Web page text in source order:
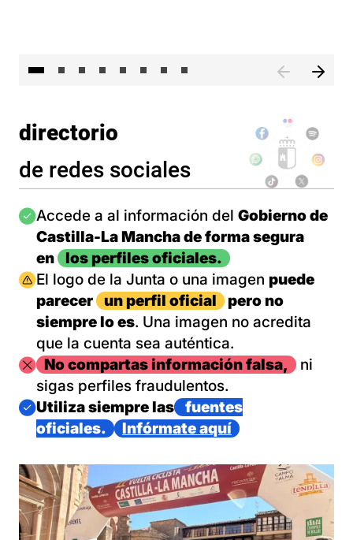
directorio
de redes sociales
Imagen
Accede a al información del Gobierno de
Castilla-La Mancha de forma segura
en
los perfiles oficiales.
Imagen
El logo de la Junta o una imagen puede
parecer
un perfil oficial
pero no
siempre lo es. Una imagen no acredita
que la cuenta sea auténtica.
ImagenNo compartas información falsa,
ni
sigas perfiles fraudulentos.
Imagen
Utiliza siempre las
fuentes
oficiales.
Infórmate aquí